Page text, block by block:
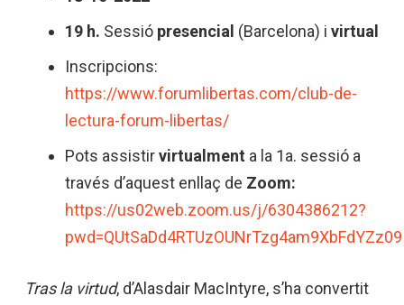
19 h. Sessió presencial (Barcelona) i virtual
Inscripcions:
https://www.forumlibertas.com/club-de-
lectura-forum-libertas/
Pots assistirvirtualment a la 1a. sessió a
través d’aquest enllaç de Zoom:
https://us02web.zoom.us/j/6304386212?
pwd=QUtSaDd4RTUzOUNrTzg4am9XbFdYZz09
Tras la virtud, d’Alasdair MacIntyre, s’ha convertit